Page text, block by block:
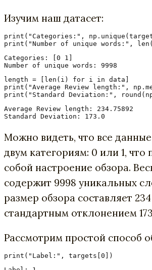
Изучим наш датасет:
print("Categories:",
Categories: [0 1]
Number of unique words: 9998
length = [len(i) for i in data]
print("Average Review length:",
Average Review length: 234.75892
Standard Deviation: 173.0
Можно видеть, что все
двум категориям: 0 или 1, что
собой настроение обзора.
содержит 9998 уникальных
размер обзора составляет
стандартным отклонением
Рассмотрим простой способ